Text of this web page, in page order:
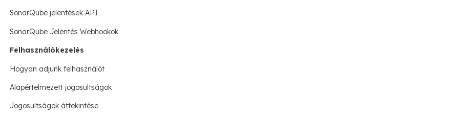
SonarQube jelentések API
SonarQube Jelentés Webhookok
Felhasználókezelés
Hogyan adjunk felhasználót
Alapértelmezett jogosultságok
Jogosultságok áttekintése